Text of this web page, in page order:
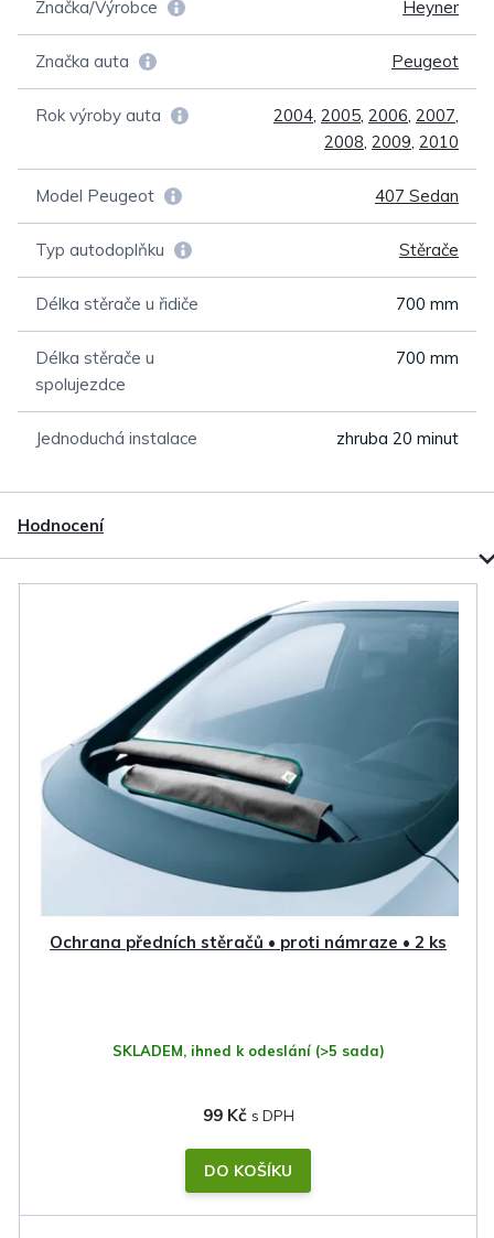
Značka/Výrobce Heyner
Značka auta Peugeot
Rok výroby auta 2004, 2005, 2006, 2007,
2008, 2009, 2010
Model Peugeot 407 Sedan
Typ autodoplňku Stěrače
Délka stěrače u řidiče 700 mm
Délka stěrače u
spolujezdce
700 mm
Jednoduchá instalace zhruba 20 minut
Hodnocení
Ochrana předních stěračů • proti námraze • 2 ks
SKLADEM, ihned k odeslání (>5 sada)
99 Kč
DO KOŠÍKU